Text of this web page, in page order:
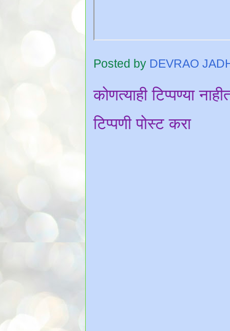
Posted by DEVRAO
कोणत्याही टिप्पण्‍या
टिप्पणी पोस्ट करा